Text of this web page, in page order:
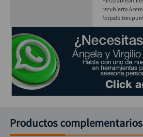
recubierto
forjado tres
Productos complementarios